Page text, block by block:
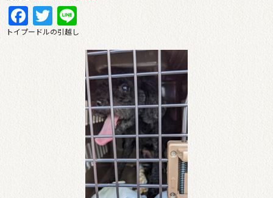
Facebook
Twitter
トイプードルの引越し